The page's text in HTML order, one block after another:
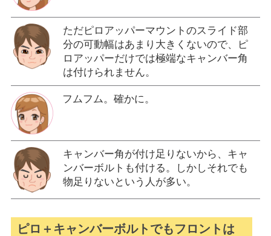
ただピロアッパーマウントのスライド部
分の可動幅はあまり大きくないので、ピ
ロアッパーだけでは極端なキャンバー角
は付けられません。
フムフム。確かに。
キャンバー角が付け足りないから、キャ
ンバーボルトも付ける。しかしそれでも
物足りないという人が多い。
ピロ＋キャンバーボルトでもフロントは